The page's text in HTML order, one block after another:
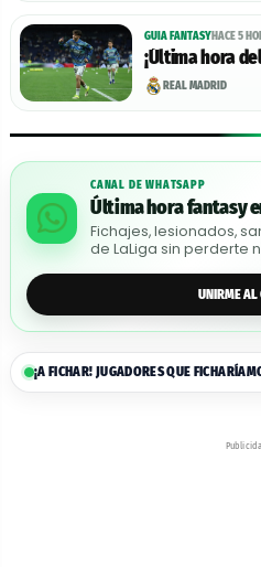
GUIA FANTASYHACE 5
¡Última hora
REAL MADRID
CANAL DE WHATSAPP
Última hora fantasy
Fichajes, lesionados,
de LaLiga sin perderte
UNIRME AL
¡A FICHAR! JUGADORES QUE